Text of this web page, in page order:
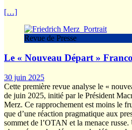
[…]
Revue de Presse
Le « Nouveau Départ »
30 juin 2025
Cette première revue analyse le «
de juin 2025, initié par le Président
Merz. Ce rapprochement est moins le
que d’une réaction pragmatique aux
sommet de l’OTAN et la menace